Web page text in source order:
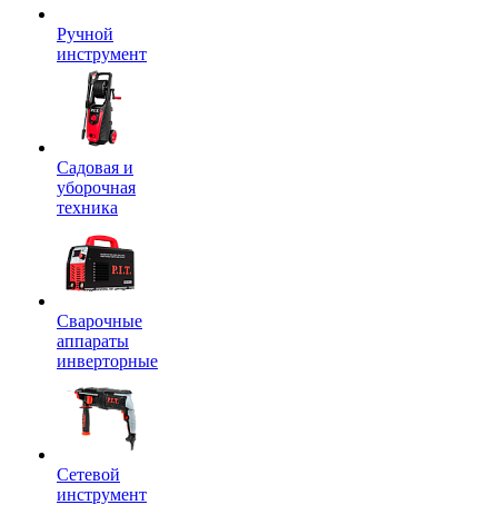
Ручной
инструмент
Садовая и
уборочная
техника
Сварочные
аппараты
инверторные
Сетевой
инструмент